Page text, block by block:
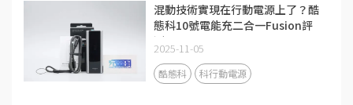
混動技術實現在行動電源上了？酷
態科10號電能充二合一Fusion評
測
2025-11-05
酷態科 科行動電源